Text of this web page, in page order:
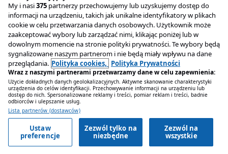
Zapytaj o ofertę
Adres do przyjmowania reklamacji oraz dokumentów
związanych z rejestracją pojazdów
OTOMOTO Lease Plac Konesera 9 , 03-736 Warszawa
Infolinia+48 22 221 04 00
Emailkontakt@otomotolease.pl
Grupa OLX Sp. z o.o.
ul. Królowej Jadwigi 43 , 61-872 Poznań
My i nasi375 partnerzy przechowujemy lub uzyskujemy dostęp do
informacji na urządzeniu, takich jak unikalne identyfikatory w plikach
cookie w celu przetwarzania danych osobowych. Użytkownik może
zaakceptować wybory lub zarządzać nimi, klikając poniżej lub w
dowolnym momencie na stronie polityki prywatności. Te wybory będą
sygnalizowane naszym partnerom i nie będą miały wpływu na dane
przeglądania. Polityka cookies, Polityka Prywatności
Wraz z naszymi partnerami przetwarzamy dane w celu zapewnienia:
Użycie dokładnych danych geolokalizacyjnych. Aktywne skanowanie charakterystyki
urządzenia do celów identyfikacji. Przechowywanie informacji na urządzeniu lub
dostęp do nich. Spersonalizowane reklamy i treści, pomiar reklam i treści, badnie
odbiorców i ulepszanie usług.
Lista partnerów (dostawców)
Zezwól na
wszystkie
Zezwól tylko na
niezbędne
Ustaw
preferencje